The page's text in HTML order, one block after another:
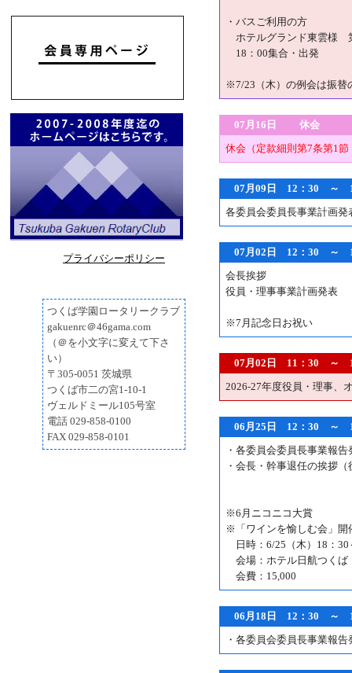
プライバシーポリシー
つくば学園ロータリークラブ
gakuenrc＠46gama.com
（＠を小文字に変えて下さ
い）
〒305-0051 茨城県
つくば市二の宮1-10-1
ヴェルドミール105号室
電話 029-858-0100
FAX 029-858-0101
・バスご利用の方
ホテルグランド東雲様
18：00集合・出発
※7/23（木）の例会は振替
07月16日 休会
休会（定款細則第7条第1
07月09日 12：30
各委員会委員長事業計画発
07月02日 12：30
会長挨拶
役員・理事事業計画発表
※7月記念日お祝い
07月02日 11：30
2026-27年度役員・理事、
06月25日 12：30
・各委員会委員長事業報告
・会長・幹事退任の挨拶
※6月ニコニコ大賞
※「ワインを愉しむ会」開
日時：6/25（木）18：30
会場：ホテル日航つくば
会費：15,000
06月18日 12：30
・各委員会委員長事業報告